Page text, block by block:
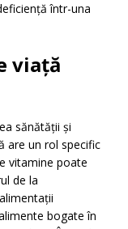
într-una
viață
sănătății și
are un rol specific
vitamine poate
de la
bogate în